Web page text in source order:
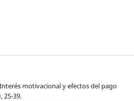
motivacional y efectos del pago
25-39.